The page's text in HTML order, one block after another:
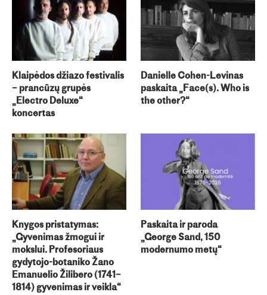
Klaipėdos džiazo festivalis
– prancūzų grupės
„Electro Deluxe“
koncertas
Danielle Cohen-Levinas
paskaita „Face(s). Who is
the other?“
Knygos pristatymas:
„Gyvenimas žmogui ir
mokslui. Profesoriaus
gydytojo-botaniko Žano
Emanuelio Žilibero (1741–
1814) gyvenimas ir veikla“
Paskaita ir paroda
„George Sand, 150
modernumo metų“